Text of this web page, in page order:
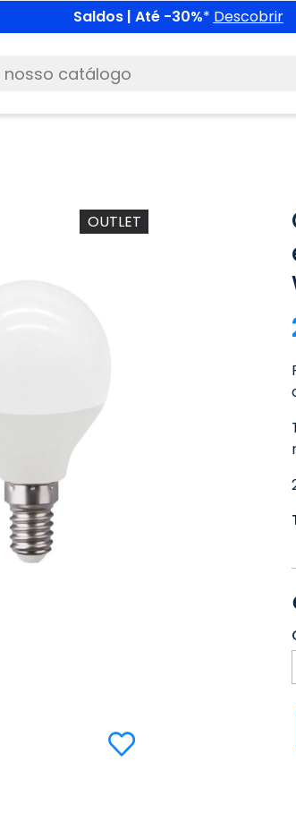
Saldos | Até -30%* Descobrir
OUTLET